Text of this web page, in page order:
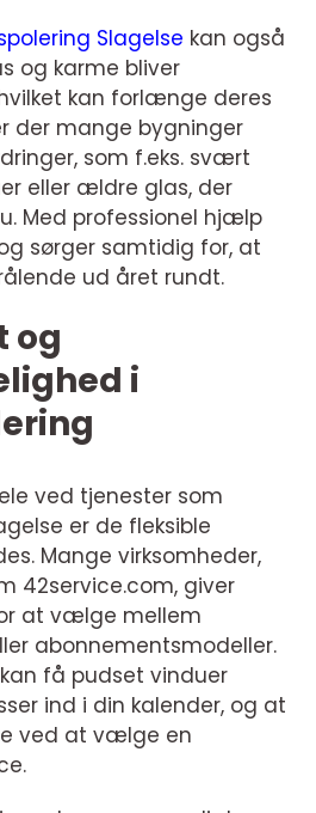
Slagelse kan også
og karme bliver
kan forlænge deres
der mange bygninger
som f.eks. svært
eller ældre glas, der
Med professionel hjælp
sørger samtidig for, at
ud året rundt.
og
i
ved tjenester som
er de fleksible
Mange virksomheder,
42service.com, giver
at vælge mellem
abonnementsmodeller.
få pudset vinduer
ind i din kalender, og at
ved at vælge en